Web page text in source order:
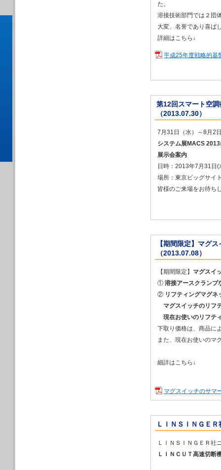
2025/03/03
2025年３月 「第
2025/02/16
出展します
2024年12月 品川
した
2025/01/03
2025年２月「風
2024/12/20
年末年始休業の
2024/12/20
2025年１月「
2024/10/26
2024年12月5日
2024/10/25
2024年11月「第
2024年11月
2024/08/21
故 井上 裕之「お
2024/08/01
８月20日臨時休
2024/07/30
2024/07/26
代表取締役会長
2024/06/30
［訃報］代表取
2024年７月４日
2024年７月24日
2024年６月19日
セミナーを開催
溶接管理モニタ
2024/05/07
た。
溶接技術部門では２団
大変、名誉であり喜ば
詳細はこちら↓
平成25年度戦略的基
第12回スマート空
（2013.07.30）
7月31日（水）～8月2
システム展MACS 2013
展示会案内
日時：2013年7月31
場所：東京ビッグサイ
皆様のご来場をお待ち
【期間限定】マグ
（2013.07.08）
【期間限定】 マグスイ
① 溶接アースクランプ
② リフティングマグ
マグスイッチのリフ
現在お使いのリフテ
下取り価格は、商品に
また、現在お使いのマ
細詳はこちら↓
マグスイッチのサマ
ＬＩＮＳＩＮＧＥ
ＬＩＮＳＩＮＧＥＲ社
ＬＩＮＣＵＴ高速切